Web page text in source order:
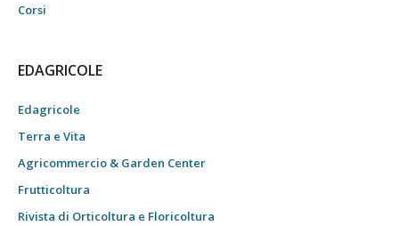
Corsi
EDAGRICOLE
Edagricole
Terra e Vita
Agricommercio & Garden Center
Frutticoltura
Rivista di Orticoltura e Floricoltura